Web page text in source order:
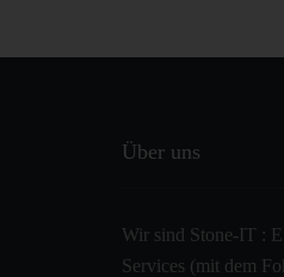
Über uns
Wir sind Stone-IT :
Services (mit dem